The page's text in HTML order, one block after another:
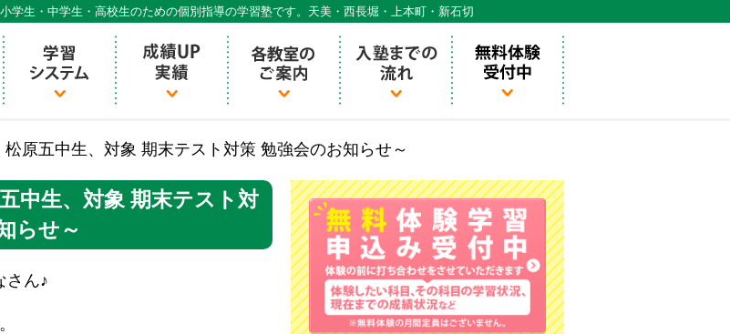
学生・中学生・高校生のための個別指導の学習塾です。天美・西長堀・上本町・新石切
ストワン
原五中生、対象 期末テスト対策 勉強会のお知らせ～
中生、対象 期末テスト対
らせ～
さん♪